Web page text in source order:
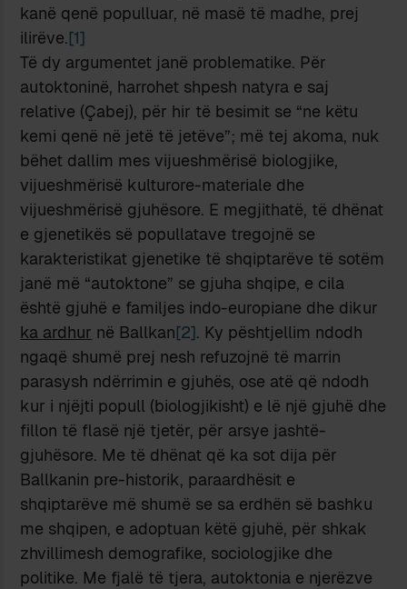
kanë qenë populluar, në masë të madhe, prej
ilirëve.[1]
Të dy argumentet janë problematike. Për
autoktoninë, harrohet shpesh natyra e saj
relative (Çabej), për hir të besimit se “ne këtu
kemi qenë në jetë të jetëve”; më tej akoma, nuk
bëhet dallim mes vijueshmërisë biologjike,
vijueshmërisë kulturore-materiale dhe
vijueshmërisë gjuhësore. E megjithatë, të dhënat
e gjenetikës së popullatave tregojnë se
karakteristikat gjenetike të shqiptarëve të sotëm
janë më “autoktone” se gjuha shqipe, e cila
është gjuhë e familjes indo-europiane dhe dikur
ka ardhur në Ballkan[2]. Ky pështjellim ndodh
ngaqë shumë prej nesh refuzojnë të marrin
parasysh ndërrimin e gjuhës, ose atë që ndodh
kur i njëjti popull (biologjikisht) e lë një gjuhë dhe
fillon të flasë një tjetër, për arsye jashtë-
gjuhësore. Me të dhënat që ka sot dija për
Ballkanin pre-historik, paraardhësit e
shqiptarëve më shumë se sa erdhën së bashku
me shqipen, e adoptuan këtë gjuhë, për shkak
zhvillimesh demografike, sociologjike dhe
politike. Me fjalë të tjera, autoktonia e njerëzve